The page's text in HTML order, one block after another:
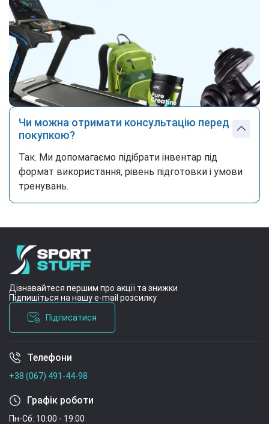
Чи можна отримати консультацію перед
покупкою?
Так. Ми допомагаємо підібрати інвентар під
формат використання, рівень підготовки і умови
тренувань.
Дізнавайтеся першим про акції та знижки
Підпишіться на нашу e-mail розсилку
Підписатися
Умови угоди
Телефони
+38 (067) 491-44-98
Графік роботи
Пн-Сб: 10:00 - 19:00